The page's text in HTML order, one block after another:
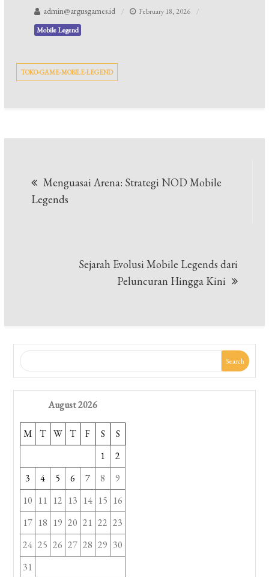
admin@argusgames.id
February 18, 2026
Mobile Legend
TOKO-GAME-MOBILE-LEGEND
navigation
Menguasai Arena: Strategi NOD Mobile
Legends
Sejarah Evolusi Mobile Legends dari
Peluncuran Hingga Kini
Search
August 2026
M T W T F S
S
1
2
3
4 5 6 7 8
9
10 11 12 13 14 15 16
17 18 19 20 21 22 23
24 25 26 27 28 29 30
31